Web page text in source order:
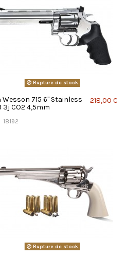
Rupture de stock
Wesson 715 6'' Stainless
3j CO2 4,5mm
18192
218,00 €
Rupture de stock